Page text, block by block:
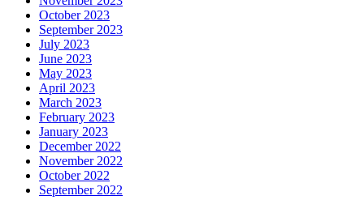
October 2023
September 2023
July 2023
June 2023
May 2023
April 2023
March 2023
February 2023
January 2023
December 2022
November 2022
October 2022
September 2022